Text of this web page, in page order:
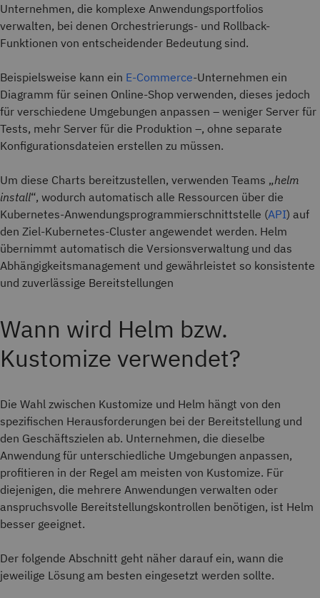
Unternehmen, die komplexe Anwendungsportfolios
verwalten, bei denen Orchestrierungs- und Rollback-
Funktionen von entscheidender Bedeutung sind.
Beispielsweise kann ein E-Commerce-Unternehmen ein
Diagramm für seinen Online-Shop verwenden, dieses jedoch
für verschiedene Umgebungen anpassen – weniger Server für
Tests, mehr Server für die Produktion –, ohne separate
Konfigurationsdateien erstellen zu müssen.
Um diese Charts bereitzustellen, verwenden Teams „helm
install“, wodurch automatisch alle Ressourcen über die
Kubernetes-Anwendungsprogrammierschnittstelle (API) auf
den Ziel-Kubernetes-Cluster angewendet werden. Helm
übernimmt automatisch die Versionsverwaltung und das
Abhängigkeitsmanagement und gewährleistet so konsistente
und zuverlässige Bereitstellungen
Wann wird Helm bzw.
Kustomize verwendet?
Die Wahl zwischen Kustomize und Helm hängt von den
spezifischen Herausforderungen bei der Bereitstellung und
den Geschäftszielen ab. Unternehmen, die dieselbe
Anwendung für unterschiedliche Umgebungen anpassen,
profitieren in der Regel am meisten von Kustomize. Für
diejenigen, die mehrere Anwendungen verwalten oder
anspruchsvolle Bereitstellungskontrollen benötigen, ist Helm
besser geeignet.
Der folgende Abschnitt geht näher darauf ein, wann die
jeweilige Lösung am besten eingesetzt werden sollte.